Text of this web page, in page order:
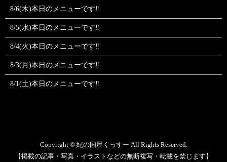
8/6(木)本日のメニューです‼️
8/5(水)本日のメニューです‼️
8/4(火)本日のメニューです‼️
8/3(月)本日のメニューです‼️
8/1(土)本日のメニューです‼️
Copyright © 紀の国屋くっすー All Rights Reserved.
【掲載の記事・写真・イラストなどの無断複写・転載を禁じます】